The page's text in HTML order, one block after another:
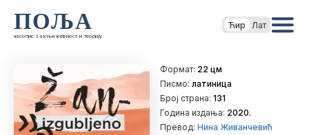
ПОЉА
часопис за књижевност и теорију
Ћир Лат
Формат: 22 цм
Писмо: латиница
Број страна: 131
Година издања: 2020.
Превод: Нина Живанчевић